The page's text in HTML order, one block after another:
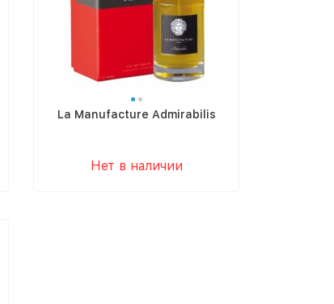
La Manufacture Admirabilis
Нет в наличии